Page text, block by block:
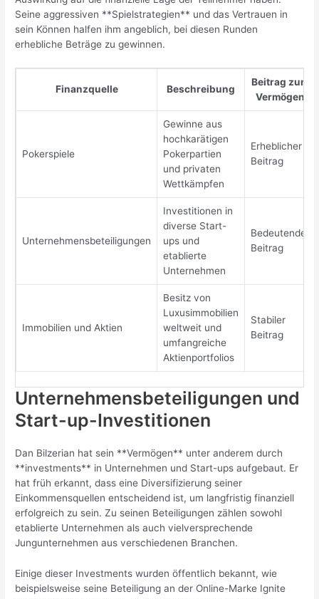
Seine aggressiven **Spielstrategien** und das Vertrauen in
sein Können halfen ihm angeblich, bei diesen Runden
erhebliche Beträge zu gewinnen.
Finanzquelle Beschreibung
Beitrag zum
Vermögen
Pokerspiele
Gewinne aus
hochkarätigen
Pokerpartien
und privaten
Wettkämpfen
Erheblicher
Beitrag
Unternehmensbeteiligungen
Investitionen in
diverse Start-
ups und
etablierte
Unternehmen
Bedeutender
Beitrag
Immobilien und Aktien
Besitz von
Luxusimmobilien
weltweit und
umfangreiche
Aktienportfolios
Stabiler
Beitrag
Unternehmensbeteiligungen und
Start-up-Investitionen
Dan Bilzerian hat sein **Vermögen** unter anderem durch
**investments** in Unternehmen und Start-ups aufgebaut. Er
hat früh erkannt, dass eine Diversifizierung seiner
Einkommensquellen entscheidend ist, um langfristig finanziell
erfolgreich zu sein. Zu seinen Beteiligungen zählen sowohl
etablierte Unternehmen als auch vielversprechende
Jungunternehmen aus verschiedenen Branchen.
Einige dieser Investments wurden öffentlich bekannt, wie
beispielsweise seine Beteiligung an der Online-Marke Ignite